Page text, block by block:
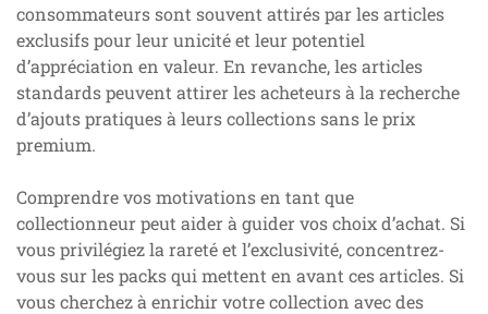
consommateurs sont souvent attirés par les articles
exclusifs pour leur unicité et leur potentiel
d’appréciation en valeur. En revanche, les articles
standards peuvent attirer les acheteurs à la recherche
d’ajouts pratiques à leurs collections sans le prix
premium.
Comprendre vos motivations en tant que
collectionneur peut aider à guider vos choix d’achat. Si
vous privilégiez la rareté et l’exclusivité, concentrez-
vous sur les packs qui mettent en avant ces articles. Si
vous cherchez à enrichir votre collection avec des